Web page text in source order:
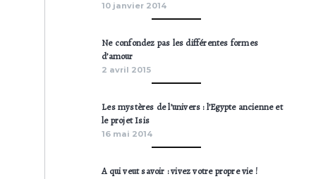
10 janvier 2014
Ne confondez pas les différentes formes
d’amour
2 avril 2015
Les mystères de l’univers : l’Egypte ancienne et
le projet Isis
16 mai 2014
A qui veut savoir : vivez votre propre vie !